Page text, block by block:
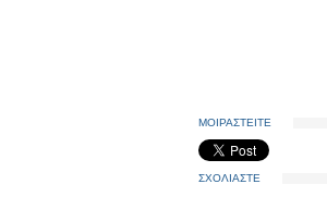
ΜΟΙΡΑΣΤΕΙΤΕ
ΣΧΟΛΙΑΣΤΕ